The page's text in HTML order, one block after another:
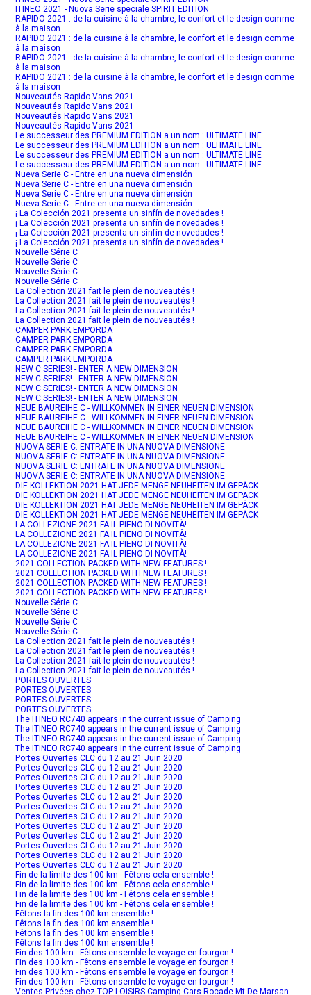
ITINEO 2021 - Nuova Serie speciale SPIRIT EDITION
RAPIDO 2021 : de la cuisine à la chambre, le confort et le design comme
à la maison
RAPIDO 2021 : de la cuisine à la chambre, le confort et le design comme
à la maison
RAPIDO 2021 : de la cuisine à la chambre, le confort et le design comme
à la maison
RAPIDO 2021 : de la cuisine à la chambre, le confort et le design comme
à la maison
Nouveautés Rapido Vans 2021
Nouveautés Rapido Vans 2021
Nouveautés Rapido Vans 2021
Nouveautés Rapido Vans 2021
Le successeur des PREMIUM EDITION a un nom : ULTIMATE LINE
Le successeur des PREMIUM EDITION a un nom : ULTIMATE LINE
Le successeur des PREMIUM EDITION a un nom : ULTIMATE LINE
Le successeur des PREMIUM EDITION a un nom : ULTIMATE LINE
Nueva Serie C - Entre en una nueva dimensión
Nueva Serie C - Entre en una nueva dimensión
Nueva Serie C - Entre en una nueva dimensión
Nueva Serie C - Entre en una nueva dimensión
¡ La Colección 2021 presenta un sinfín de novedades !
¡ La Colección 2021 presenta un sinfín de novedades !
¡ La Colección 2021 presenta un sinfín de novedades !
¡ La Colección 2021 presenta un sinfín de novedades !
Nouvelle Série C
Nouvelle Série C
Nouvelle Série C
Nouvelle Série C
La Collection 2021 fait le plein de nouveautés !
La Collection 2021 fait le plein de nouveautés !
La Collection 2021 fait le plein de nouveautés !
La Collection 2021 fait le plein de nouveautés !
CAMPER PARK EMPORDA
CAMPER PARK EMPORDA
CAMPER PARK EMPORDA
CAMPER PARK EMPORDA
NEW C SERIES! - ENTER A NEW DIMENSION
NEW C SERIES! - ENTER A NEW DIMENSION
NEW C SERIES! - ENTER A NEW DIMENSION
NEW C SERIES! - ENTER A NEW DIMENSION
NEUE BAUREIHE C - WILLKOMMEN IN EINER NEUEN DIMENSION
NEUE BAUREIHE C - WILLKOMMEN IN EINER NEUEN DIMENSION
NEUE BAUREIHE C - WILLKOMMEN IN EINER NEUEN DIMENSION
NEUE BAUREIHE C - WILLKOMMEN IN EINER NEUEN DIMENSION
NUOVA SERIE C: ENTRATE IN UNA NUOVA DIMENSIONE
NUOVA SERIE C: ENTRATE IN UNA NUOVA DIMENSIONE
NUOVA SERIE C: ENTRATE IN UNA NUOVA DIMENSIONE
NUOVA SERIE C: ENTRATE IN UNA NUOVA DIMENSIONE
DIE KOLLEKTION 2021 HAT JEDE MENGE NEUHEITEN IM GEPÄCK
DIE KOLLEKTION 2021 HAT JEDE MENGE NEUHEITEN IM GEPÄCK
DIE KOLLEKTION 2021 HAT JEDE MENGE NEUHEITEN IM GEPÄCK
DIE KOLLEKTION 2021 HAT JEDE MENGE NEUHEITEN IM GEPÄCK
LA COLLEZIONE 2021 FA IL PIENO DI NOVITÀ!
LA COLLEZIONE 2021 FA IL PIENO DI NOVITÀ!
LA COLLEZIONE 2021 FA IL PIENO DI NOVITÀ!
LA COLLEZIONE 2021 FA IL PIENO DI NOVITÀ!
2021 COLLECTION PACKED WITH NEW FEATURES !
2021 COLLECTION PACKED WITH NEW FEATURES !
2021 COLLECTION PACKED WITH NEW FEATURES !
2021 COLLECTION PACKED WITH NEW FEATURES !
Nouvelle Série C
Nouvelle Série C
Nouvelle Série C
Nouvelle Série C
La Collection 2021 fait le plein de nouveautés !
La Collection 2021 fait le plein de nouveautés !
La Collection 2021 fait le plein de nouveautés !
La Collection 2021 fait le plein de nouveautés !
PORTES OUVERTES
PORTES OUVERTES
PORTES OUVERTES
PORTES OUVERTES
The ITINEO RC740 appears in the current issue of Camping
The ITINEO RC740 appears in the current issue of Camping
The ITINEO RC740 appears in the current issue of Camping
The ITINEO RC740 appears in the current issue of Camping
Portes Ouvertes CLC du 12 au 21 Juin 2020
Portes Ouvertes CLC du 12 au 21 Juin 2020
Portes Ouvertes CLC du 12 au 21 Juin 2020
Portes Ouvertes CLC du 12 au 21 Juin 2020
Portes Ouvertes CLC du 12 au 21 Juin 2020
Portes Ouvertes CLC du 12 au 21 Juin 2020
Portes Ouvertes CLC du 12 au 21 Juin 2020
Portes Ouvertes CLC du 12 au 21 Juin 2020
Portes Ouvertes CLC du 12 au 21 Juin 2020
Portes Ouvertes CLC du 12 au 21 Juin 2020
Portes Ouvertes CLC du 12 au 21 Juin 2020
Portes Ouvertes CLC du 12 au 21 Juin 2020
Fin de la limite des 100 km - Fêtons cela ensemble !
Fin de la limite des 100 km - Fêtons cela ensemble !
Fin de la limite des 100 km - Fêtons cela ensemble !
Fin de la limite des 100 km - Fêtons cela ensemble !
Fêtons la fin des 100 km ensemble !
Fêtons la fin des 100 km ensemble !
Fêtons la fin des 100 km ensemble !
Fêtons la fin des 100 km ensemble !
Fin des 100 km - Fêtons ensemble le voyage en fourgon !
Fin des 100 km - Fêtons ensemble le voyage en fourgon !
Fin des 100 km - Fêtons ensemble le voyage en fourgon !
Fin des 100 km - Fêtons ensemble le voyage en fourgon !
Ventes Privées chez TOP LOISIRS Camping-Cars Rocade Mt-De-Marsan